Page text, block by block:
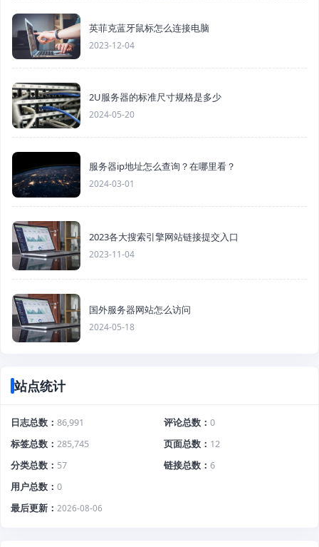
英菲克蓝牙鼠标怎么连接电脑
2023-12-04
2U服务器的标准尺寸规格是多少
2024-05-20
服务器ip地址怎么查询？在哪里看？
2024-03-01
2023各大搜索引擎网站链接提交入口
2023-11-04
国外服务器网站怎么访问
2024-05-18
站点统计
日志总数 86,991 评论总数
0
标签总数
285,745 页面总数
12
分类总数
57 链接总数
6
用户总数
0
最后更新
2026-08-06